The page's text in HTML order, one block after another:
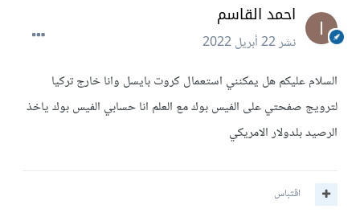
احمد القاسم
نشر22 أبريل 2022
السلام عليكم هل يمكنني استعمال كروت بايسل وانا خارج تركيا
لترويج صفحتي على الفيس بوك مع العلم انا حسابي الفيس بوك ياخذ
الرصيد بلدولار الامريكي
اقتباس